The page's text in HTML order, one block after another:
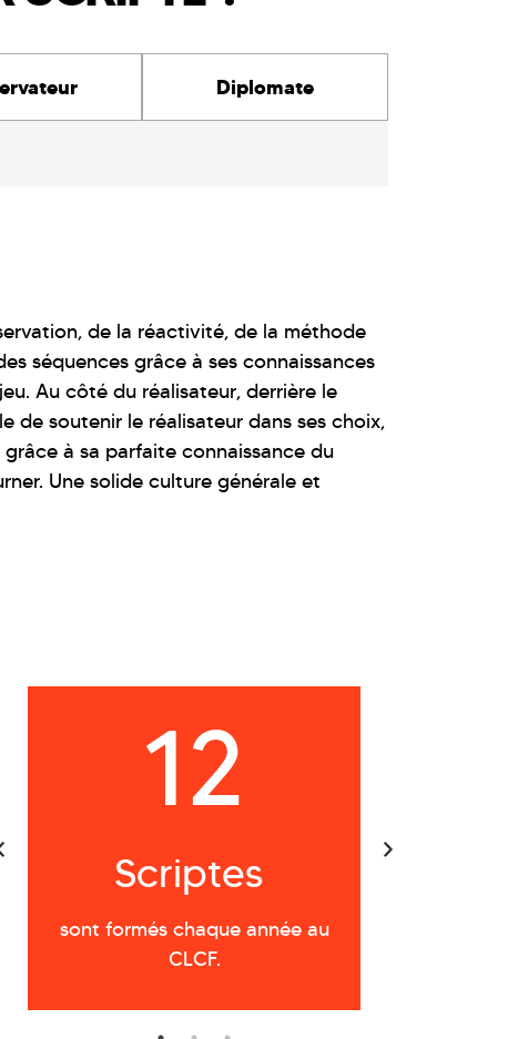
Diplomate
de la réactivité, de la méthode
séquences grâce à ses connaissances
Au côté du réalisateur, derrière le
de soutenir le réalisateur dans ses choix,
à sa parfaite connaissance du
Une solide culture générale et
12
Scriptes
sont formés chaque année au
CLCF.